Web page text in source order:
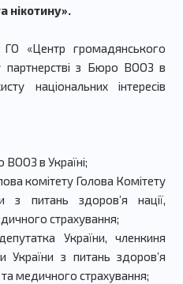
нікотину».
ГО «Центр громадянського
партнерстві з Бюро ВООЗ в
національних інтересів
в Україні;
комітету Голова Комітету
з питань здоров’я нації,
страхування;
України,членкиня
України з питань здоров’я
медичного страхування;